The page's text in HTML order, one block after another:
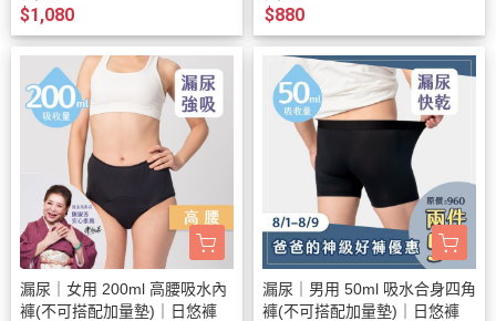
$1,080 $880
漏尿｜女用 200ml 高腰吸水內
褲(不可搭配加量墊)｜日悠褲
漏尿｜男用 50ml 吸水合身四角
褲(不可搭配加量墊)｜日悠褲